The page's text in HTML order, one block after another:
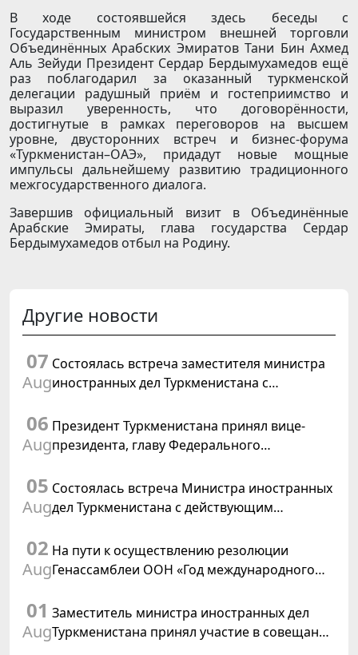
В ходе состоявшейся здесь беседы с
Государственным министром внешней торговли
Объединённых Арабских Эмиратов Тани Бин Ахмед
Аль Зейуди Президент Сердар Бердымухамедов ещё
раз поблагодарил за оказанный туркменской
делегации радушный приём и гостеприимство и
выразил уверенность, что договорённости,
достигнутые в рамках переговоров на высшем
уровне, двусторонних встреч и бизнес-форума
«Туркменистан–ОАЭ», придадут новые мощные
импульсы дальнейшему развитию традиционного
межгосударственного диалога.
Завершив официальный визит в Объединённые
Арабские Эмираты, глава государства Сердар
Бердымухамедов отбыл на Родину.
Другие новости
07
Aug
Состоялась встреча заместителя министра
иностранных дел Туркменистана с
Туркменистане
06
Aug
Президент Туркменистана принял вице-
президента, главу Федерального
Швейцарской Конфедерации
05
Aug
Состоялась встреча Министра иностранных
дел Туркменистана с действующим
02
Aug
На пути к осуществлению резолюции
Генассамблеи ООН «Год международного
Туркменистаном
01
Aug
Заместитель министра иностранных дел
Туркменистана принял участие в совещании